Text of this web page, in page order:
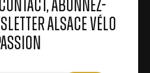
ABONNEZ-
ALSACE VÉLO